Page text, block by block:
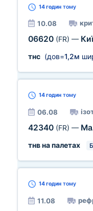
14 годин тому
10.08
06620 (FR) —
тнс (дов=1,2м
14 годин тому
06.08
42340 (FR) —
тнв на палетах
14 годин тому
11.08